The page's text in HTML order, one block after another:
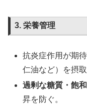
3. 栄養管理
抗炎症作用が期
仁油など）を摂取
過剰な糖質・飽
昇を防ぐ。